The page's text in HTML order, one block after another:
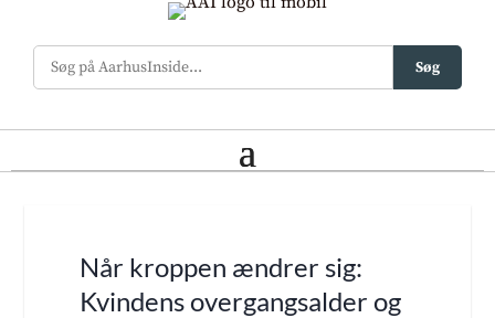
Søg
Når kroppen ændrer sig:
Kvindens overgangsalder og